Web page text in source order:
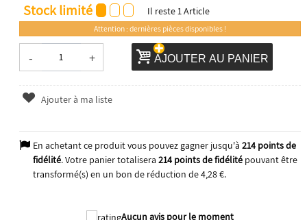
Stock limité Il reste1Article
Attention : dernières pièces disponibles !
- + AJOUTER AU PANIER
Ajouter à ma liste
En achetant ce produit vous pouvez gagner jusqu'à 214points de
fidélité. Votre panier totalisera 214points de fidélitépouvant être
transformé(s) en un bon de réduction de4,28 €.
Aucun avis pour le moment